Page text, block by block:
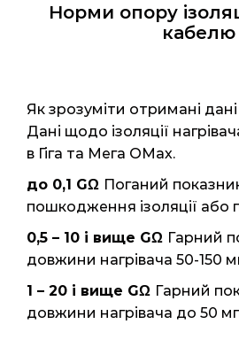
Норми опору
кабелю
Як зрозуміти отримані
Дані щодо ізоляції
в Гіга та Мега ОМах.
до 0,1 GΩ Поганий
пошкодження ізоляції або
0,5 – 10 і вище GΩ Гарний
довжини нагрівача 50-150
1 – 20 і вище GΩ Гарний
довжини нагрівача до 50